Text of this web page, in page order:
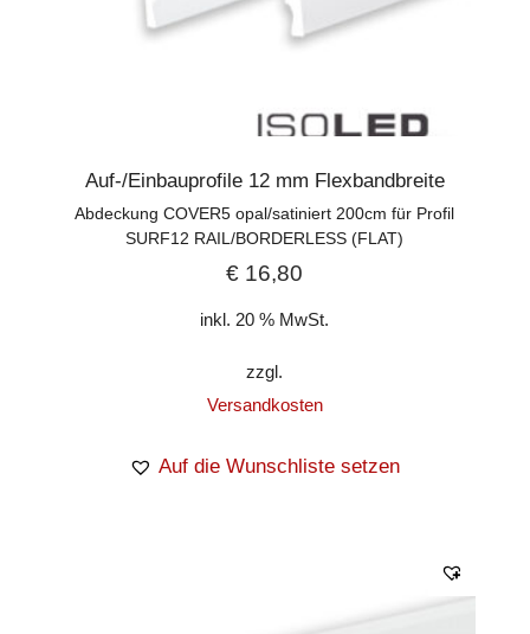
Auf-/Einbauprofile 12 mm Flexbandbreite
Abdeckung COVER5 opal/satiniert 200cm für Profil
SURF12 RAIL/BORDERLESS (FLAT)
€ 16,80
inkl. 20 % MwSt.
zzgl.
Versandkosten
Auf die Wunschliste setzen